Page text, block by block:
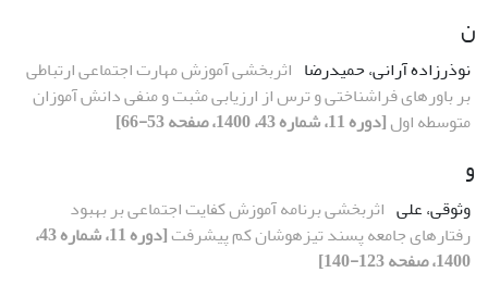
ن
نوذرزاده آرانی، حمیدرضا اثربخشی آموزش مهارت اجتماعی ارتباطی
بر باورهای فراشناختی و ترس از ارزیابی مثبت و منفی دانش آموزان
متوسطه اول[دوره 11، شماره 43، 1400، صفحه 53-66]
و
وثوقی، علی اثربخشی برنامه آموزش کفایت اجتماعی بر بهبود
رفتارهای جامعه پسند تیزهوشان کم پیشرفت
[دوره 11، شماره 43،
1400، صفحه 123-140]